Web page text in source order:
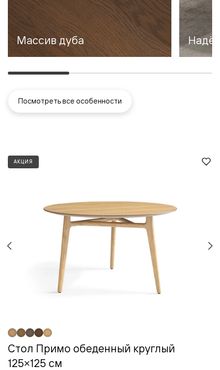
Массив дуба
Посмотреть все особенности
АКЦИЯ
Стол Примо обеденный круглый
125×125 см